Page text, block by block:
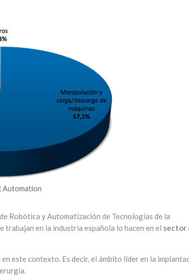
Automation
Robótica y Automatización de Tecnologías de la
trabajan en la industria española lo hacen en el sector
este contexto. Es decir, el ámbito líder en la